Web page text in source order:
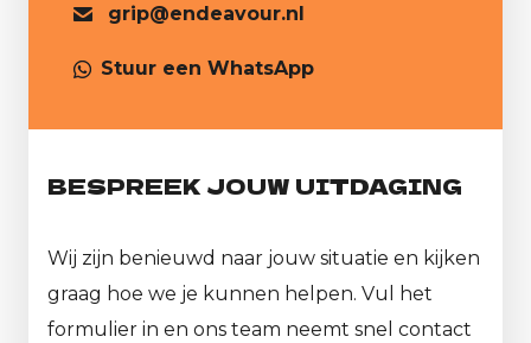
grip@endeavour.nl
Stuur een WhatsApp
BESPREEK JOUW UITDAGING
Wij zijn benieuwd naar jouw situatie en kijken
graag hoe we je kunnen helpen. Vul het
formulier in en ons team neemt snel contact